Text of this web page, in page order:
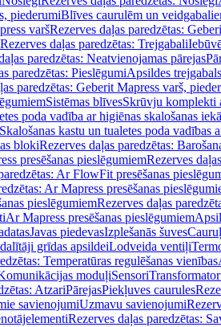
piederumiBlīves caurulēm un
varšRezerves daļas paredzētas:
Rezerves daļas paredzētas: Trejgabali
paredzētas: Neatvienojamas pārejas
paredzētas: PieslēgumiApsildes trejgabals
paredzētas: Geberit Mapress varš,
Sistēmas blīvesSkrūvju komplekti
poda vadība ar higiēnas skalošanas
Skalošanas kastu un tualetes poda vadības
blokiRezerves daļas paredzētas:
presēšanas pieslēgumiemRezerves
Ar FlowFit presēšanas
Ar Mapress presēšanas
pieslēgumiemRezerves daļas
Ar Mapress presēšanas pieslēgumiem
Javas piedevasIzplešanās šuves
grīdas apsildeiLodveida ventiļi
Temperatūras regulēšanas vienības
moduļiSensori
AtzariPārejasPiekļuves caurules
savienojumiUzmavu savienojumi
Rezerves daļas paredzētas: